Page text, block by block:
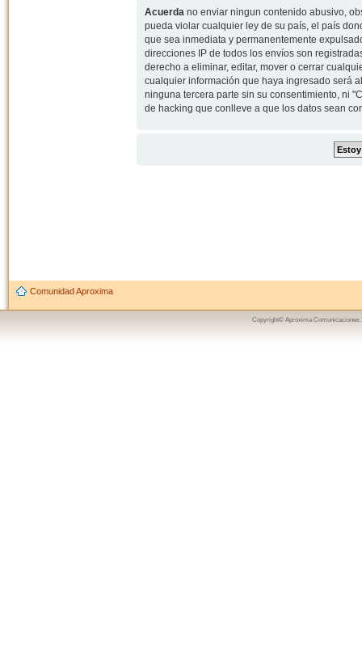
Acuerdano enviar ningun contenido abusivo,
pueda violar cualquier ley de su país, el país
que sea inmediata y permanentemente
direcciones IP de todos los envíos son
derecho a eliminar, editar, mover o cerrar
cualquier información que haya ingresado será
ninguna tercera parte sin su consentimiento, ni
de hacking que conlleve a que los datos sean
Comunidad Aproxima
Copyright© Aproxima Comunicaciones